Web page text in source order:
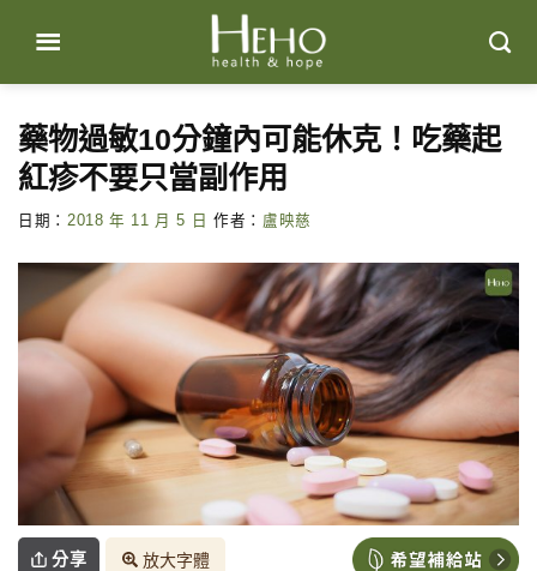
content
藥物過敏10分鐘內可能休克！吃藥起
紅疹不要只當副作用
日期： 2018 年 11 月 5 日 作者： 盧映慈
分享 放大字體